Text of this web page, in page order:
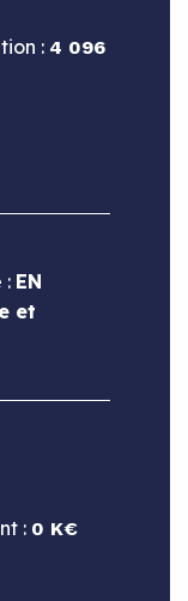
: 4 096
: EN
et
: 0 K€